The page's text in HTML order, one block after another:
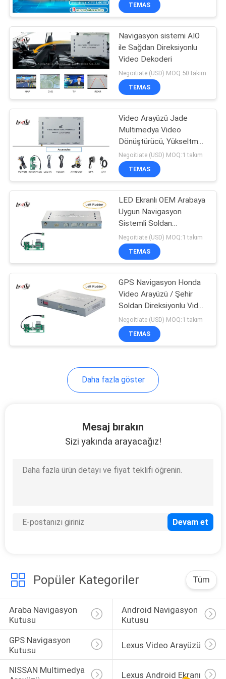
KALITE
KONTROL
BIZIMLE
ILETIŞIME
GEÇIN
HABERLER
VAKALAR
SITE
HARITASI
PRIVACY
POLICY
GPS Navigasyon
Kutusu
25
Lexus Video
Arayüzü
130
NISSAN Multimedya
Arayüzü
52
Lexus Android
Ekranı
Araba Multimedya
Ekranı
48
TEMAS
Navigasyon sistemi AIO
ile Sağdan Direksiyonlu
Video Dekoderi
Negoitiate (USD) MOQ:50 takım
TEMAS
Video Arayüzü Jade
Multimedya Video
Dönüştürücü, Yükseltme
Kiti Pano İçi, Sol El
Negoitiate (USD) MOQ:1 takım
TEMAS
LED Ekranlı OEM Arabaya
Uygun Navigasyon
Sistemli Soldan
Direksiyonlu Araba Video
Arayüzü
Negoitiate (USD) MOQ:1 takım
TEMAS
GPS Navigasyon Honda
Video Arayüzü / Şehir
Soldan Direksiyonlu Video
Dekoderi Honda City
2014 Yılı
Negoitiate (USD) MOQ:1 takım
TEMAS
Daha fazla göster
Mesaj bırakın
Sizi yakında arayacağız!
Popüler Kategoriler Tüm
Araba Navigasyon
Kutusu
Android Navigasyon
Kutusu
GPS Navigasyon
Kutusu
Lexus Video Arayüzü
NISSAN Multimedya
Lexus Android Ekranı